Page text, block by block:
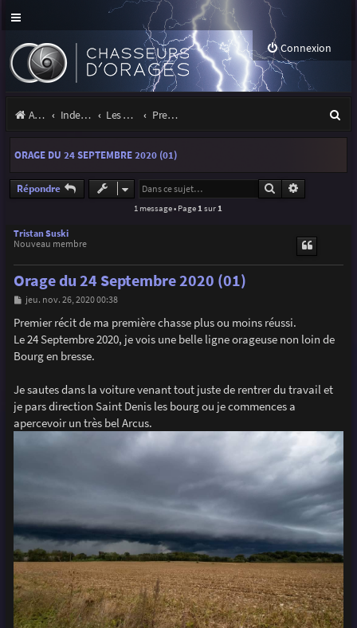
Connexion
Accueil Index du forum Les orages Premiers pas sous les orages
e
ORAGE DU 24 SEPTEMBRE 2020 (01)
Répondre Rechercher
1 message • Page 1 sur 1
Tristan Suski
Nouveau membre
Orage du 24 Septembre 2020 (01)
M
s
s
a
e
jeu. nov. 26, 2020 00:38
Premier récit de ma première chasse plus ou moins réussi.
Le 24 Septembre 2020, je vois une belle ligne orageuse non loin de
Bourg en bresse.
Je sautes dans la voiture venant tout juste de rentrer du travail et
je pars direction Saint Denis les bourg ou je commences a
apercevoir un très bel Arcus.